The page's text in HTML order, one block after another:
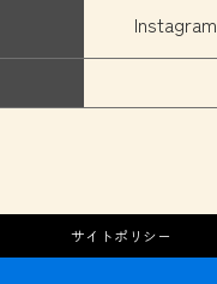
Instagram
サイトポリシー